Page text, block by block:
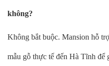
không?
Không bắt buộc. Mansion hỗ
mẫu gỗ thực tế đến Hà Tĩnh để